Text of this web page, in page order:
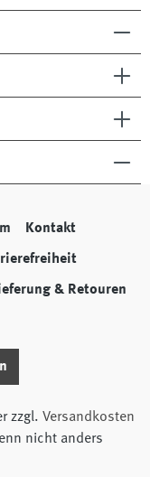
Kontakt
& Retouren
zzgl. Versandkosten
nicht anders